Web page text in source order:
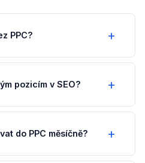
PPC?
pozicím v SEO?
do PPC měsíčně?